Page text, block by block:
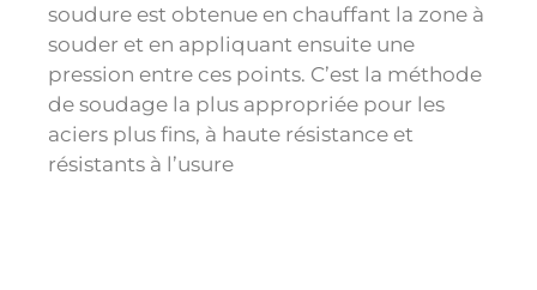
soudure est obtenue en chauffant la zone à
souder et en appliquant ensuite une
pression entre ces points. C’est la méthode
de soudage la plus appropriée pour les
aciers plus fins, à haute résistance et
résistants à l’usure